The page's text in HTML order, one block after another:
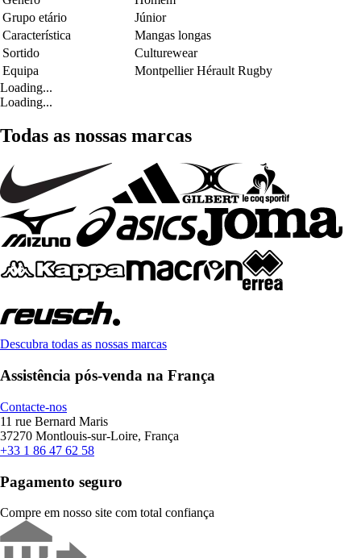
Grupo etário
Júnior
Característica
Mangas longas
Sortido
Culturewear
Equipa
Montpellier Hérault Rugby
Loading...
Loading...
Todas as nossas marcas
Descubra todas as nossas marcas
Assistência pós-venda na França
Contacte-nos
11 rue Bernard Maris
37270 Montlouis-sur-Loire, França
+33 1 86 47 62 58
Pagamento seguro
Compre em nosso site com total confiança